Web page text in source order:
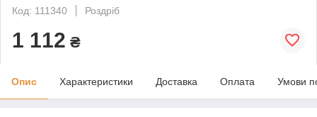
Код: 111340
Роздріб
1 112 ₴
Опис Характеристики Доставка Оплата Умови